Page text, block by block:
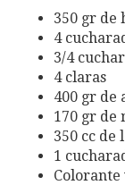
350 gr de
4
3/4
4 claras
400 gr de
170 gr de
350 cc de
1
Colorante